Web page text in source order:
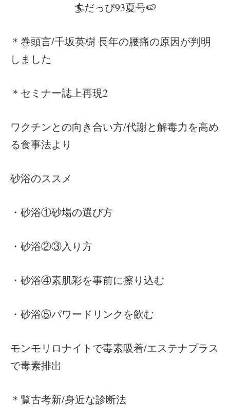
🏄だっぴ93夏号🍉
＊巻頭言/千坂英樹 長年の腰痛の原因が判明
しました
＊セミナー誌上再現2
ワクチンとの向き合い方/代謝と解毒力を高め
る食事法より
砂浴のススメ
・砂浴①砂場の選び方
・砂浴②③入り方
・砂浴④素肌彩を事前に擦り込む
・砂浴⑤パワードリンクを飲む
モンモリロナイトで毒素吸着/エステナプラス
で毒素排出
＊覧古考新/身近な診断法